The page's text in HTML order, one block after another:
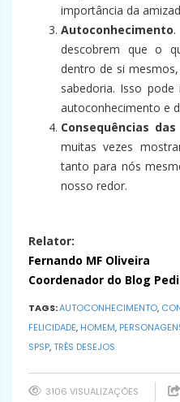
importância da
Autoconhecimento
descobrem que o
dentro de si
sabedoria. Isso
autoconhecimento e
Consequências
muitas vezes
tanto para nós
nosso redor.
Relator:
Fernando MF Oliveira
Coordenador do Blog
TAGS:AUTOCONHECIMENTO,
FELICIDADE, HOMEM,
SPSP,TRÊS DESEJOS
3106 VISUALIZAÇÕES